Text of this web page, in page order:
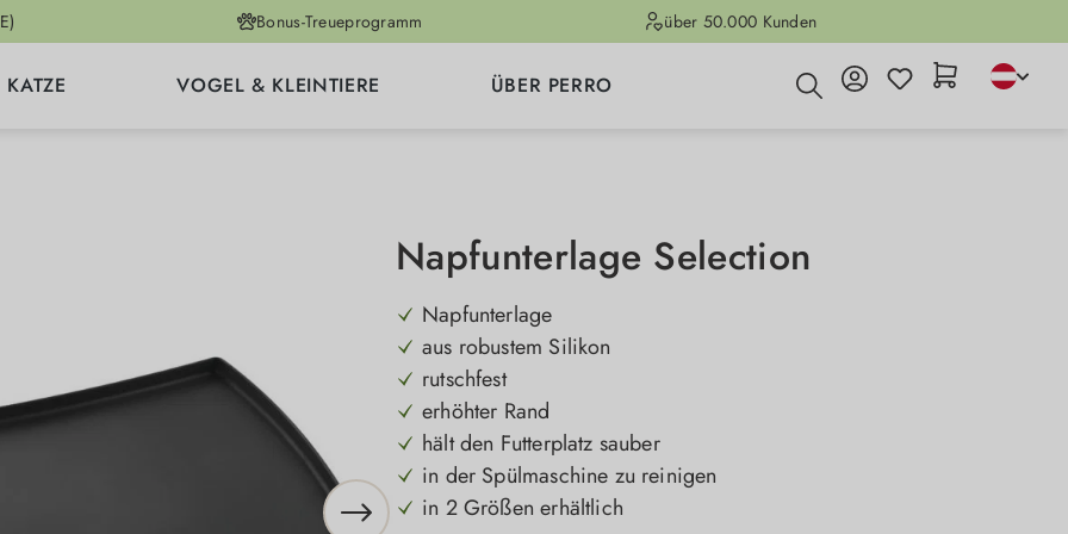
Bonus-Treueprogramm über 50.000 Kunden
KATZE VOGEL & KLEINTIERE ÜBER PERRO
Napfunterlage Selection
Napfunterlage
aus robustem Silikon
rutschfest
erhöhter Rand
hält den Futterplatz sauber
in der Spülmaschine zu reinigen
in 2 Größen erhältlich